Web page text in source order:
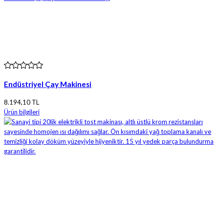
Endüstriyel Çay Makinesi
8.194,10 TL
Ürün bilgileri